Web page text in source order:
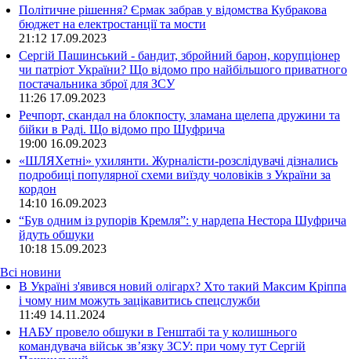
Політичне рішення? Єрмак забрав у відомства Кубракова
бюджет на електростанції та мости
21:12 17.09.2023
Сергій Пашинський - бандит, збройний барон, корупціонер
чи патріот України? Що відомо про найбільшого приватного
постачальника зброї для ЗСУ
11:26 17.09.2023
Речпорт, скандал на блокпосту, зламана щелепа дружини та
бійки в Раді. Що відомо про Шуфрича
19:00 16.09.2023
«ШЛЯХетні» ухилянти. Журналісти-розслідувачі дізнались
подробиці популярної схеми виїзду чоловіків з України за
кордон
14:10 16.09.2023
“Був одним із рупорів Кремля”: у нардепа Нестора Шуфрича
йдуть обшуки
10:18 15.09.2023
Всі новини
В Україні з'явився новий олігарх? Хто такий Максим Кріппа
і чому ним можуть зацікавитись спецслужби
11:49 14.11.2024
НАБУ провело обшуки в Генштабі та у колишнього
командувача військ зв’язку ЗСУ: при чому тут Сергій